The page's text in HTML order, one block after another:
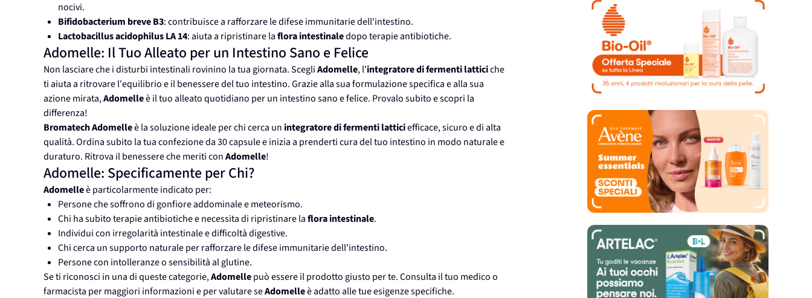
nocivi.
Bifidobacterium breve B3: contribuisce a rafforzare le difese immunitarie dell'intestino.
Lactobacillus acidophilus LA 14: aiuta a ripristinare laflora intestinaledopo terapie antibiotiche.
Adomelle: Il Tuo Alleato per un Intestino Sano e Felice
Non lasciare che i disturbi intestinali rovinino la tua giornata. ScegliAdomelle, l'integratore di fermenti latticiche
ti aiuta a ritrovare l'equilibrio e il benessere del tuo intestino. Grazie alla sua formulazione specifica e alla sua
azione mirata,Adomelleè il tuo alleato quotidiano per un intestino sano e felice. Provalo subito e scopri la
differenza!
Bromatech Adomelleè la soluzione ideale per chi cerca un integratore di fermenti latticiefficace, sicuro e di alta
qualità. Ordina subito la tua confezione da 30 capsule e inizia a prenderti cura del tuo intestino in modo naturale e
duraturo. Ritrova il benessere che meriti conAdomelle!
Adomelle: Specificamente per Chi?
Adomelleè particolarmente indicato per:
Persone che soffrono di gonfiore addominale e meteorismo.
Chi ha subito terapie antibiotiche e necessita di ripristinare laflora intestinale.
Individui con irregolarità intestinale e difficoltà digestive.
Chi cerca un supporto naturale per rafforzare le difese immunitarie dell'intestino.
Persone con intolleranze o sensibilità al glutine.
Se ti riconosci in una di queste categorie,Adomellepuò essere il prodotto giusto per te. Consulta il tuo medico o
farmacista per maggiori informazioni e per valutare seAdomelleè adatto alle tue esigenze specifiche.